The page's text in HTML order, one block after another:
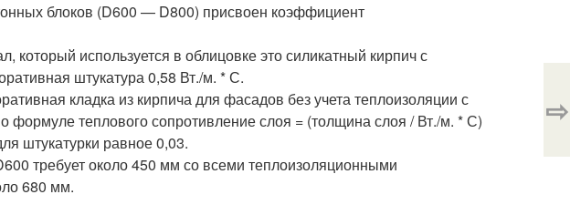
блоков (D600 — D800) присвоен коэффициент
который используется в облицовке это силикатный кирпич с
штукатура 0,58 Вт./м. * С.
кладка из кирпича для фасадов без учета теплоизоляции с
теплового сопротивление слоя = (толщина слоя / Вт./м. * С)
штукатурки равное 0,03.
требует около 450 мм со всеми теплоизоляционными
680 мм.
⇨